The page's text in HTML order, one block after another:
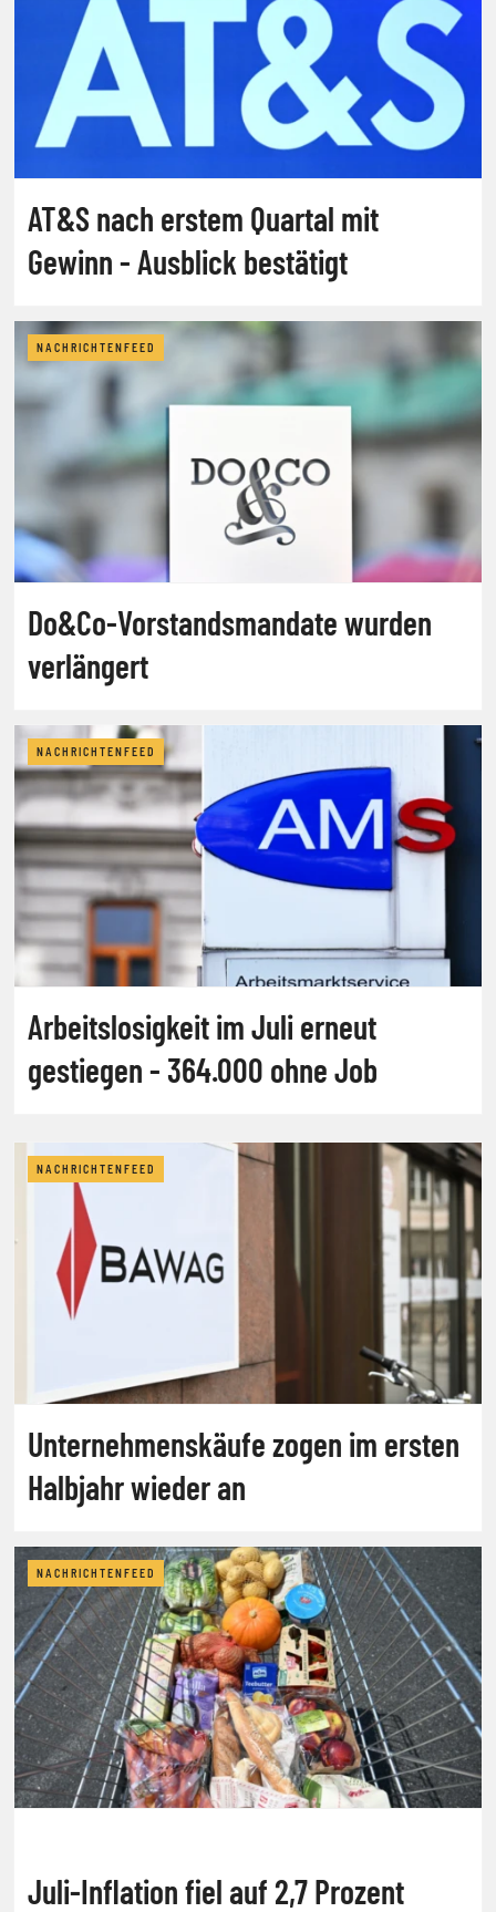
AT&S nach erstem Quartal mit
Gewinn - Ausblick bestätigt
NACHRICHTENFEED
Do&Co-Vorstandsmandate wurden
verlängert
NACHRICHTENFEED
Arbeitslosigkeit im Juli erneut
gestiegen - 364.000 ohne Job
NACHRICHTENFEED
Unternehmenskäufe zogen im ersten
Halbjahr wieder an
NACHRICHTENFEED
Juli-Inflation fiel auf 2,7 Prozent